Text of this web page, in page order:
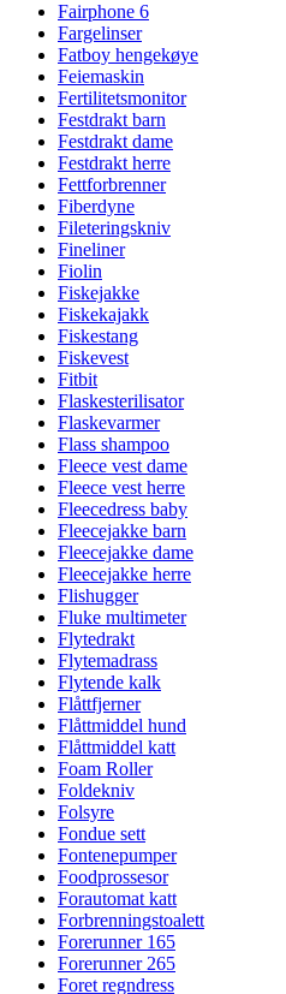
Fairphone 6
Fargelinser
Fatboy hengekøye
Feiemaskin
Fertilitetsmonitor
Festdrakt barn
Festdrakt dame
Festdrakt herre
Fettforbrenner
Fiberdyne
Fileteringskniv
Fineliner
Fiolin
Fiskejakke
Fiskekajakk
Fiskestang
Fiskevest
Fitbit
Flaskesterilisator
Flaskevarmer
Flass shampoo
Fleece vest dame
Fleece vest herre
Fleecedress baby
Fleecejakke barn
Fleecejakke dame
Fleecejakke herre
Flishugger
Fluke multimeter
Flytedrakt
Flytemadrass
Flytende kalk
Flåttfjerner
Flåttmiddel hund
Flåttmiddel katt
Foam Roller
Foldekniv
Folsyre
Fondue sett
Fontenepumper
Foodprossesor
Forautomat katt
Forbrenningstoalett
Forerunner 165
Forerunner 265
Foret regndress